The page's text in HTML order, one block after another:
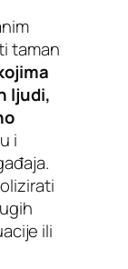
taman
ljudi,
i
ili